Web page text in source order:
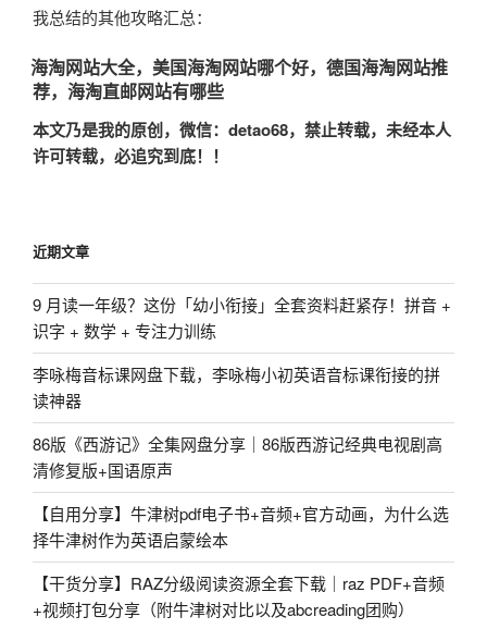
我总结的其他攻略汇总：
海淘网站大全，美国海淘网站哪个好，德国海淘网站推
荐，海淘直邮网站有哪些
本文乃是我的原创，微信： detao68，禁止转载，未经本人
许可转载，必追究到底！！
近期文章
9 月读一年级？这份「幼小衔接」全套资料赶紧存！拼音 +
识字 + 数学 + 专注力训练
李咏梅音标课网盘下载，李咏梅小初英语音标课衔接的拼
读神器
86版《西游记》全集网盘分享｜86版西游记经典电视剧高
清修复版+国语原声
【自用分享】牛津树pdf电子书+音频+官方动画，为什么选
择牛津树作为英语启蒙绘本
【干货分享】RAZ分级阅读资源全套下载｜raz PDF+音频
+视频打包分享（附牛津树对比以及abcreading团购）